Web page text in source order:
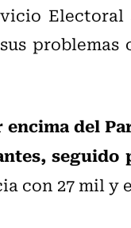
Electoral
encima del
seguido
con 27 mil y